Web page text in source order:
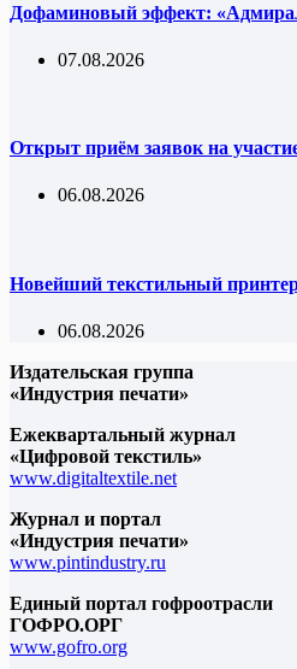
Дофаминовый эффект:
07.08.2026
Открыт приём заявок на
06.08.2026
Новейший текстильный
06.08.2026
Издательская группа
«Индустрия печати»
Ежеквартальный журнал
«Цифровой текстиль»
www.digitaltextile.net
Журнал и портал
«Индустрия печати»
www.pintindustry.ru
Единый портал гофроотрасли
ГОФРО.ОРГ
www.gofro.org